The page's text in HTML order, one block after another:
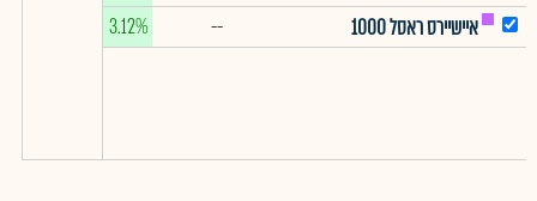
איישיירס ראסל 1000
--
3.12%